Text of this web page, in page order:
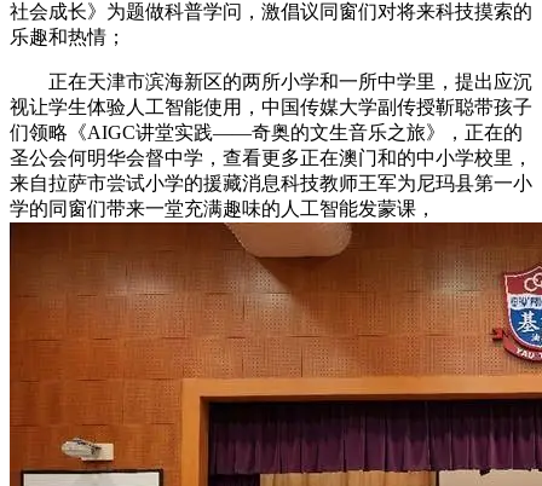
社会成长》为题做科普学问，激倡议同窗们对将来科技摸索的
乐趣和热情；
正在天津市滨海新区的两所小学和一所中学里，提出应沉
视让学生体验人工智能使用，中国传媒大学副传授靳聪带孩子
们领略《AIGC讲堂实践——奇奥的文生音乐之旅》，正在的
圣公会何明华会督中学，查看更多正在澳门和的中小学校里，
来自拉萨市尝试小学的援藏消息科技教师王军为尼玛县第一小
学的同窗们带来一堂充满趣味的人工智能发蒙课，